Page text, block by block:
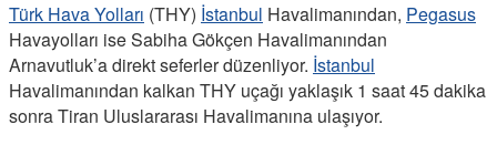
Türk Hava Yolları (THY) İstanbul Havalimanından, Pegasus
Havayolları ise Sabiha Gökçen Havalimanından
Arnavutluk’a direkt seferler düzenliyor. İstanbul
Havalimanından kalkan THY uçağı yaklaşık 1 saat 45 dakika
sonra Tiran Uluslararası Havalimanına ulaşıyor.